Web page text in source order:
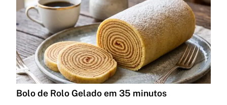
Bolo de Rolo Gelado em 35 minutos